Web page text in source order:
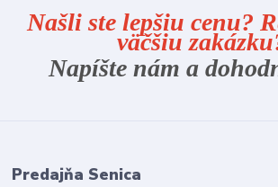
Našli ste lepšiu cenu?
väčšiu
Napíšte nám a
Predajňa Senica